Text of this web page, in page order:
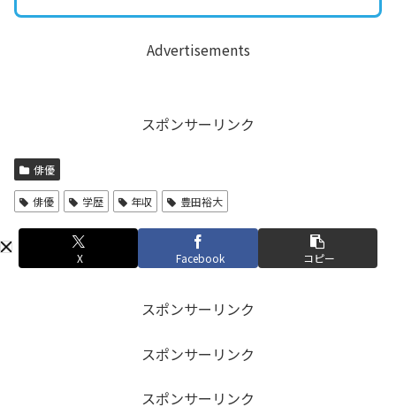
Advertisements
スポンサーリンク
俳優
俳優 学歴 年収 豊田裕大
X Facebook コピー
スポンサーリンク
スポンサーリンク
スポンサーリンク